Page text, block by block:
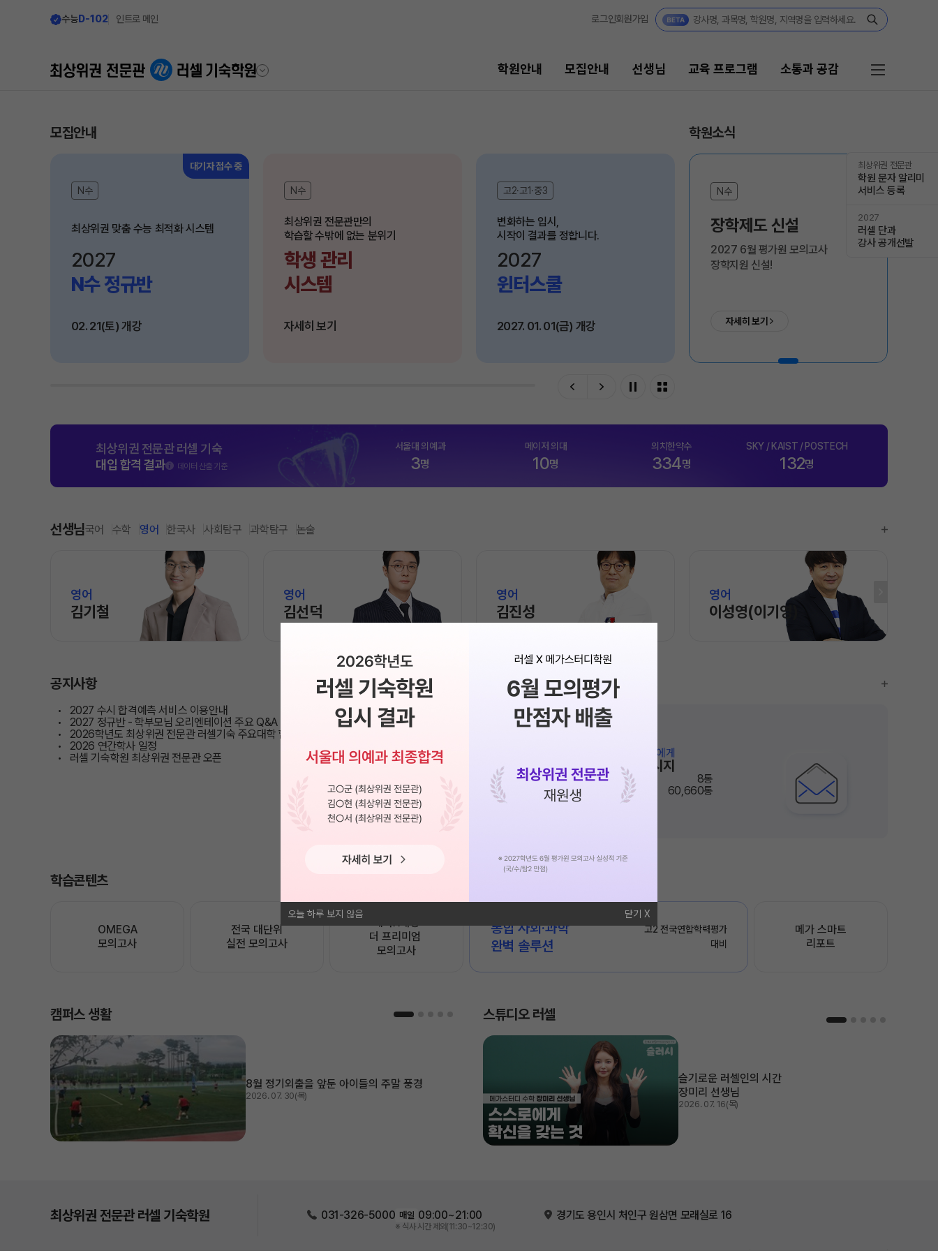
오늘 하루 보지 않음 닫기
수능D-102 인트로 메인 로그인회원가입
학원안내 모집안내 선생님 교육 프로그램 소통과 공감
학원안내
러셀 기숙의 진심
위생/안전에 대한 생각
학원 둘러보기
학원 시설
모집요강
2027 윈터스쿨
2027 반수반
입학준비물
수학 아이젠
재원생 특별 혜택
부모님 공간
부모님 편지
캠퍼스 생활
주간 식단표
최상위권 전문관
학원 문자 알리미
서비스 등록
2027
러셀 단과
강사 공개선발
모집안내
대기자 접수 중
N수
최상위권 맞춤 수능 최적화 시스템
2027
N수 정규반
02. 21(토) 개강
N수
최상위권 전문관만의
학습할 수밖에 없는 분위기
학생 관리
시스템
자세히 보기
고2·고1·중3
변화하는 입시,
2027
윈터스쿨
2027. 01. 01(금) 개강
학원소식
N수
장학제도 신설
2027 6월 평가원 모의고사
장학지원 신설!
자세히 보기
최상위권 전문관 러셀 기숙
대입 합격 결과
데이터 산출 기준
서울대 의예과
3명
메이저 의대
10명
의치한약수
334명
SKY / KAIST / POSTECH
132명
선생님국어 수학 영어 한국사 사회탐구 과학탐구 논술
영어
김기철
영어
김선덕
영어
김진성
영어
이성영(이기영)
공지사항
2027 수시 합격예측 서비스 이용안내 2026. 08. 07(금)
2027 정규반 - 학부모님 오리엔테이션 주요 Q&A 요약 2026. 02. 21(토)
2026학년도 최상위권 전문관 러셀기숙 주요대학 합격현황
2026 연간학사 일정
러셀 기숙학원 최상위권 전문관 오픈 2024. 11. 12(화)
부모님 편지
큰 꿈을 위해 노력하고 있는 자녀들에게
사랑을 담은 따뜻한 응원 메시지
오늘 작성된 편지
8통
올해 수험생에게 전달된 편지
60,660통
학습콘텐츠
OMEGA
모의고사
전국 대단위
실전 모의고사
메가X대성
더 프리미엄
모의고사
통합 사회·과학
완벽 솔루션
고2 전국연합학력평가
대비
메가 스마트
리포트
캠퍼스 생활
8월 정기외출을 앞둔 아이들의 주말 풍경
2026. 07. 30(목)
전국 대단위 실전모의고사
2026. 07. 21(화)
스튜디오 러셀
슬기로운 러셀인의 시간
장미리 선생님
2026. 07. 16(목)
최상위권 전문관 러셀 기숙학원 031-326-5000 매일 09:00~21:00
※ 식사 시간 제외(11:30~12:30)
경기도 용인시 처인구 원삼면 모래실로 16